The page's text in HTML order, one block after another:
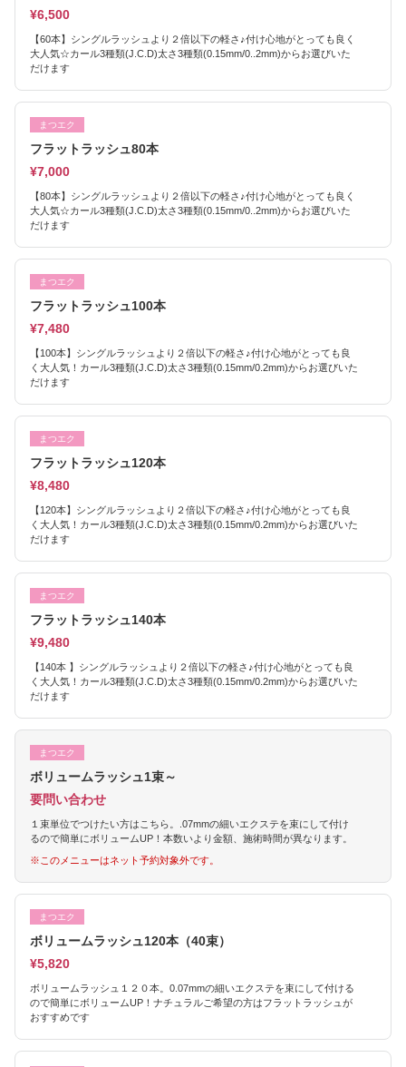
¥6,500
【60本】シングルラッシュより２倍以下の軽さ♪付け心地がとっても良く
大人気☆カール3種類(J.C.D)太さ3種類(0.15mm/0..2mm)からお選びいた
だけます
まつエク
フラットラッシュ80本
¥7,000
【80本】シングルラッシュより２倍以下の軽さ♪付け心地がとっても良く
大人気☆カール3種類(J.C.D)太さ3種類(0.15mm/0..2mm)からお選びいた
だけます
まつエク
フラットラッシュ100本
¥7,480
【100本】シングルラッシュより２倍以下の軽さ♪付け心地がとっても良
く大人気！カール3種類(J.C.D)太さ3種類(0.15mm/0.2mm)からお選びいた
だけます
まつエク
フラットラッシュ120本
¥8,480
【120本】シングルラッシュより２倍以下の軽さ♪付け心地がとっても良
く大人気！カール3種類(J.C.D)太さ3種類(0.15mm/0.2mm)からお選びいた
だけます
まつエク
フラットラッシュ140本
¥9,480
【140本 】シングルラッシュより２倍以下の軽さ♪付け心地がとっても良
く大人気！カール3種類(J.C.D)太さ3種類(0.15mm/0.2mm)からお選びいた
だけます
まつエク
ボリュームラッシュ1束～
要問い合わせ
１束単位でつけたい方はこちら。.07mmの細いエクステを束にして付け
るので簡単にボリュームUP！本数いより金額、施術時間が異なります。
※このメニューはネット予約対象外です。
まつエク
ボリュームラッシュ120本（40束）
¥5,820
ボリュームラッシュ１２０本。0.07mmの細いエクステを束にして付ける
ので簡単にボリュームUP！ナチュラルご希望の方はフラットラッシュが
おすすめです